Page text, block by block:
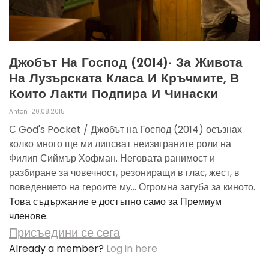
Джобът На Господ (2014)- За Живота
На Лузърската Класа И Кръчмите, В
Които Лакти Подпира И Чинаски
Anton 20.08.2015
С God's Pocket / Джобът на Господ (2014) осъзнах
колко много ще ми липсват неизиграните роли на
Филип Сиймър Хофман. Неговата ранимост и
разбиране за човечност, резониращи в глас, жест, в
поведението на героите му... Огромна загуба за киното.
Това съдържание е достъпно само за Премиум
членове.
Присъедини се сега
Already a member? Log in here